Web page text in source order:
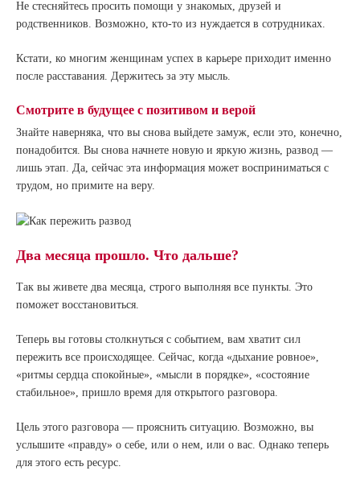
Не стесняйтесь просить помощи у знакомых, друзей и
родственников. Возможно, кто-то из нуждается в сотрудниках.
Кстати, ко многим женщинам успех в карьере приходит именно
после расставания. Держитесь за эту мысль.
Смотрите в будущее с позитивом и верой
Знайте наверняка, что вы снова выйдете замуж, если это, конечно,
понадобится. Вы снова начнете новую и яркую жизнь, развод —
лишь этап. Да, сейчас эта информация может восприниматься с
трудом, но примите на веру.
Два месяца прошло. Что дальше?
Так вы живете два месяца, строго выполняя все пункты. Это
поможет восстановиться.
Теперь вы готовы столкнуться с событием, вам хватит сил
пережить все происходящее. Сейчас, когда «дыхание ровное»,
«ритмы сердца спокойные», «мысли в порядке», «состояние
стабильное», пришло время для открытого разговора.
Цель этого разговора — прояснить ситуацию. Возможно, вы
услышите «правду» о себе, или о нем, или о вас. Однако теперь
для этого есть ресурс.